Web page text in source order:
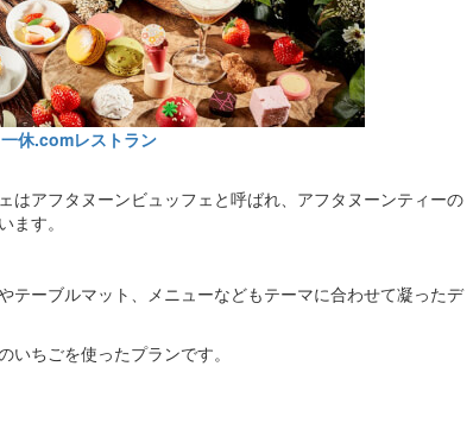
一休.comレストラン
はアフタヌーンビュッフェと呼ばれ、アフタヌーンティーの
す。
テーブルマット、メニューなどもテーマに合わせて凝ったデ
ちごを使ったプランです。